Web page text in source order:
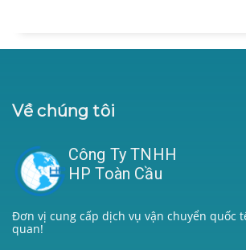
Về chúng tôi
Công Ty TNHH
HP Toàn Cầu
Đơn vị cung cấp dịch vụ vận chuyển quốc
quan!